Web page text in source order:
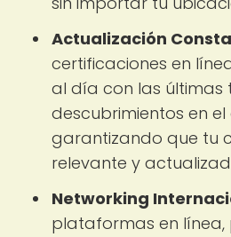
Actualización
certificaciones en
al día con las últimas
descubrimientos en
garantizando que tu
relevante y
Networking
plataformas en